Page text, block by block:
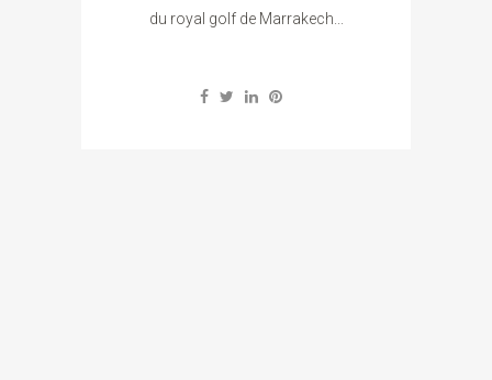
du royal golf de Marrakech...